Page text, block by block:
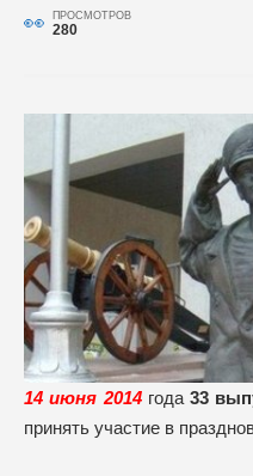
ПРОСМОТРОВ
280
14 июня 2014года 33
принять участие в